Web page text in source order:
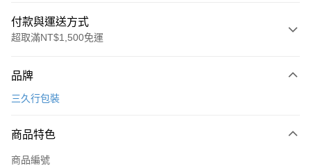
付款與運送方式
超取滿NT$1,500免運
信用卡一次付款
Apple Pay
悠遊付
品牌
三久行包裝
商品特色
商品編號